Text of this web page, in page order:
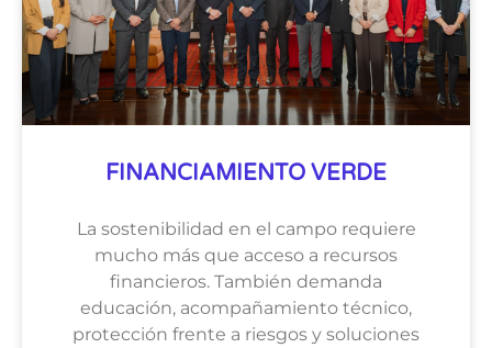
FINANCIAMIENTO VERDE
La sostenibilidad en el campo requiere
mucho más que acceso a recursos
financieros. También demanda
educación, acompañamiento técnico,
protección frente a riesgos y soluciones